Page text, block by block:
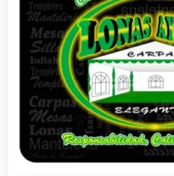
Buceo
Cafeterías
Cajas de Ahorro
Cámaras de Comercio